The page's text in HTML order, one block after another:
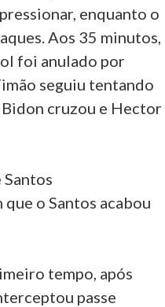
enquanto o
Aos 35 minutos,
foi anulado por
seguiu tentando
Bidon cruzou e Hector
Santos
o Santos acabou
tempo, após
passe